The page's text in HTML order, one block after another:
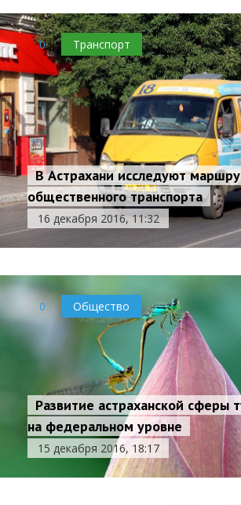
0 Транспорт
В Астрахани исследуют
общественного транспорта
16 декабря 2016, 11:32
0 Общество
Развитие астраханской сферы
на федеральном уровне
15 декабря 2016, 18:17